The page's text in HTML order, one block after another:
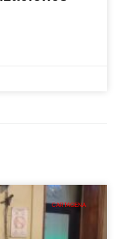
CARTAGENA